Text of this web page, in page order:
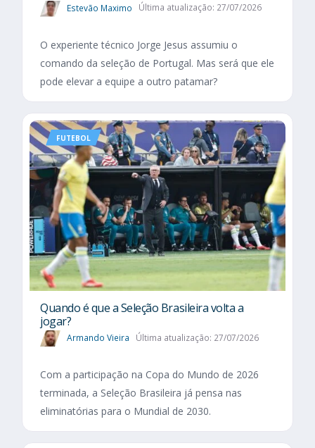
Estevão Maximo Última atualização: 27/07/2026
O experiente técnico Jorge Jesus assumiu o
comando da seleção de Portugal. Mas será que ele
pode elevar a equipe a outro patamar?
FUTEBOL
Quando é que a Seleção Brasileira volta a
jogar?
Armando Vieira Última atualização: 27/07/2026
Com a participação na Copa do Mundo de 2026
terminada, a Seleção Brasileira já pensa nas
eliminatórias para o Mundial de 2030.